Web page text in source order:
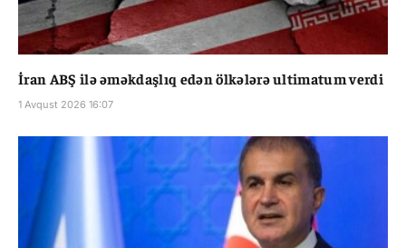
İran ABŞ ilə əməkdaşlıq edən ölkələrə ultimatum verdi
1 Avqust 2026 16:07